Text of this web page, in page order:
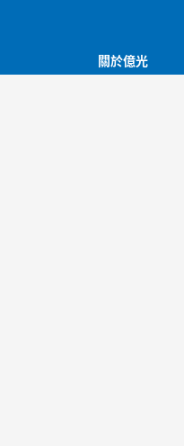
關於億光